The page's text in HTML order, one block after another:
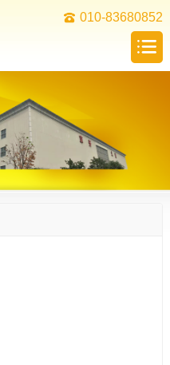
010-83680852